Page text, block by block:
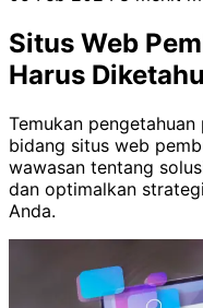
Situs Web
Harus
Temukan
bidang situs web
wawasan tentang
dan optimalkan
Anda.